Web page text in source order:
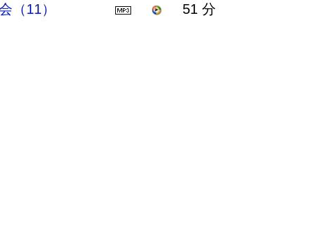
（11）
51 分